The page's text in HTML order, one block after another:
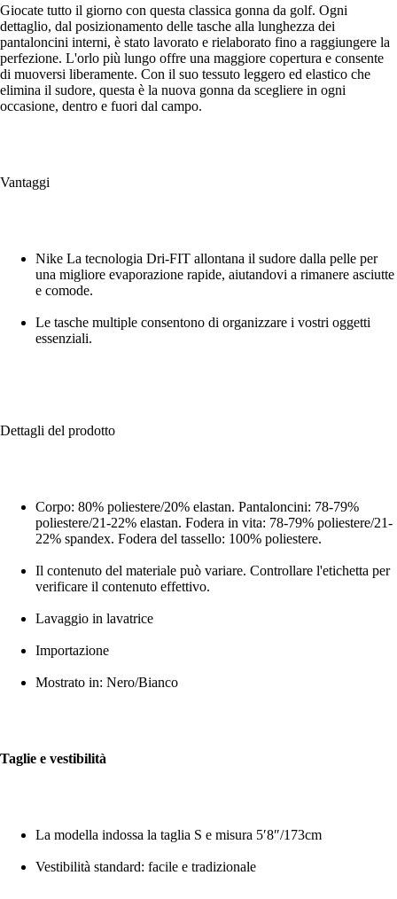
Giocate tutto il giorno con questa classica gonna da golf. Ogni
dettaglio, dal posizionamento delle tasche alla lunghezza dei
pantaloncini interni, è stato lavorato e rielaborato fino a raggiungere la
perfezione. L'orlo più lungo offre una maggiore copertura e consente
di muoversi liberamente. Con il suo tessuto leggero ed elastico che
elimina il sudore, questa è la nuova gonna da scegliere in ogni
occasione, dentro e fuori dal campo.
Vantaggi
Nike La tecnologia Dri-FIT allontana il sudore dalla pelle per
una migliore evaporazione rapide, aiutandovi a rimanere asciutte
e comode.
Le tasche multiple consentono di organizzare i vostri oggetti
essenziali.
Dettagli del prodotto
Corpo: 80% poliestere/20% elastan. Pantaloncini: 78-79%
poliestere/21-22% elastan. Fodera in vita: 78-79% poliestere/21-
22% spandex. Fodera del tassello: 100% poliestere.
Il contenuto del materiale può variare. Controllare l'etichetta per
verificare il contenuto effettivo.
Lavaggio in lavatrice
Importazione
Mostrato in: Nero/Bianco
Taglie e vestibilità
La modella indossa la taglia S e misura 5′8″/173cm
Vestibilità standard: facile e tradizionale